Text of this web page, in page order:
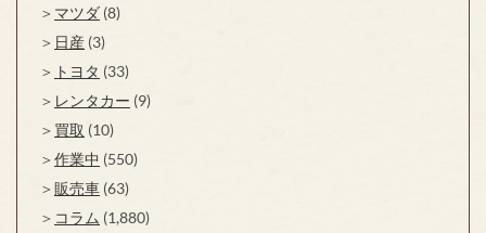
マツダ (8)
日産 (3)
トヨタ (33)
レンタカー (9)
買取 (10)
作業中 (550)
販売車 (63)
コラム (1,880)